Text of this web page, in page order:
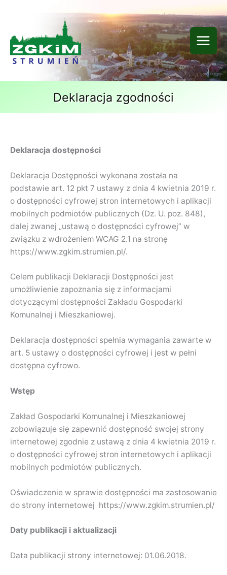
Deklaracja zgodności
Deklaracja dostępności
Deklaracja Dostępności wykonana została na
podstawie art. 12 pkt 7 ustawy z dnia 4 kwietnia 2019 r.
o dostępności cyfrowej stron internetowych i aplikacji
mobilnych podmiotów publicznych (Dz. U. poz. 848),
dalej zwanej „ustawą o dostępności cyfrowej” w
związku z wdrożeniem WCAG 2.1 na stronę
https://www.zgkim.strumien.pl/.
Celem publikacji Deklaracji Dostępności jest
umożliwienie zapoznania się z informacjami
dotyczącymi dostępności Zakładu Gospodarki
Komunalnej i Mieszkaniowej.
Deklaracja dostępności spełnia wymagania zawarte w
art. 5 ustawy o dostępności cyfrowej i jest w pełni
dostępna cyfrowo.
Wstęp
Zakład Gospodarki Komunalnej i Mieszkaniowej
zobowiązuje się zapewnić dostępność swojej strony
internetowej zgodnie z ustawą z dnia 4 kwietnia 2019 r.
o dostępności cyfrowej stron internetowych i aplikacji
mobilnych podmiotów publicznych.
Oświadczenie w sprawie dostępności ma zastosowanie
do strony internetowej https://www.zgkim.strumien.pl/
Daty publikacji i aktualizacji
Data publikacji strony internetowej: 01.06.2018.